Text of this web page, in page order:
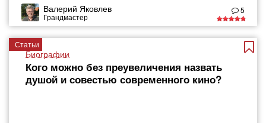
Валерий Яковлев
Грандмастер
5
Статьи
Биографии
Кого можно без преувеличения назвать
душой и совестью современного кино?